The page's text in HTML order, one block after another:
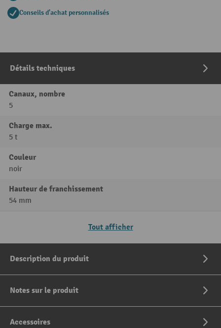
Conseils d'achat personnalisés
Détails techniques
Canaux, nombre
5
Charge max.
5 t
Couleur
noir
Hauteur de franchissement
54 mm
Tout afficher
Description du produit
Notes sur le produit
Accessoires